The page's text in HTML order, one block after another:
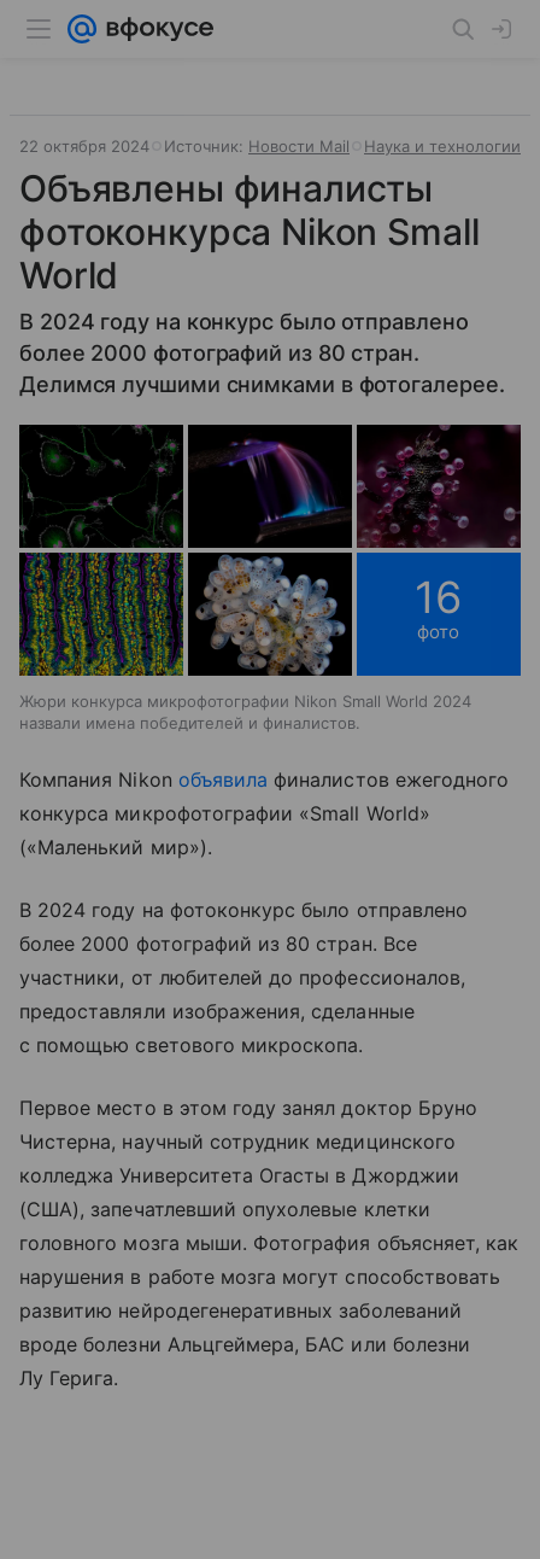
22 октября 2024 Источник: Новости Mail Наука и технологии
Объявлены финалисты
фотоконкурса Nikon Small
World
В 2024 году на конкурс было отправлено
более 2000 фотографий из 80 стран.
Делимся лучшими снимками в фотогалерее.
16
фото
Жюри конкурса микрофотографии Nikon Small World 2024
назвали имена победителей и финалистов.
Компания Nikon объявила финалистов ежегодного
конкурса микрофотографии «Small World»
(«Маленький мир»).
В 2024 году на фотоконкурс было отправлено
более 2000 фотографий из 80 стран. Все
участники, от любителей до профессионалов,
предоставляли изображения, сделанные
с помощью светового микроскопа.
Первое место в этом году занял доктор Бруно
Чистерна, научный сотрудник медицинского
колледжа Университета Огасты в Джорджии
(США), запечатлевший опухолевые клетки
головного мозга мыши. Фотография объясняет, как
нарушения в работе мозга могут способствовать
развитию нейродегенеративных заболеваний
вроде болезни Альцгеймера, БАС или болезни
Лу Герига.